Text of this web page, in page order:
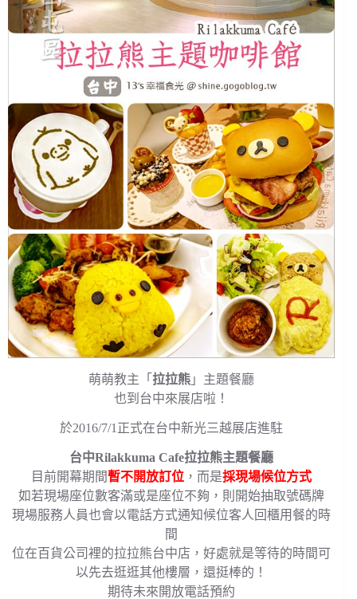
萌萌教主「拉拉熊 」主題餐廳
也到台中來展店啦！
於2016/7/1正式在台中新光三越展店進駐
台中Rilakkuma Cafe拉拉熊主題餐廳
目前開幕期間暫不開放訂位 ，而是採現場候位方式
如若現場座位數客滿或是座位不夠，則開始抽取號碼牌
現場服務人員也會以電話方式通知候位客人回櫃用餐的時
間
位在百貨公司裡的拉拉熊台中店，好處就是等待的時間可
以先去逛逛其他樓層，還挺棒的！
期待未來開放電話預約